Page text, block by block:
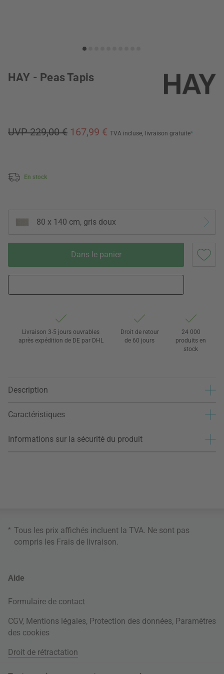
HAY - Peas Tapis
UVP 229,00 € 167,99 € TVA incluse, livraison gratuite*
En stock
80 x 140 cm, gris doux
Dans le panier
Livraison 3-5 jours ouvrables
après expédition de DE par DHL
Droit de retour
de 60 jours
24 000
produits en
stock
Description
Caractéristiques
Informations sur la sécurité du produit
* Tous les prix affichés incluent la TVA. Ne sont pas
compris les Frais de livraison
Aide
Formulaire de contact
CGV, Mentions légales, Protection des données, Paramètres
des cookies
Droit de rétractation